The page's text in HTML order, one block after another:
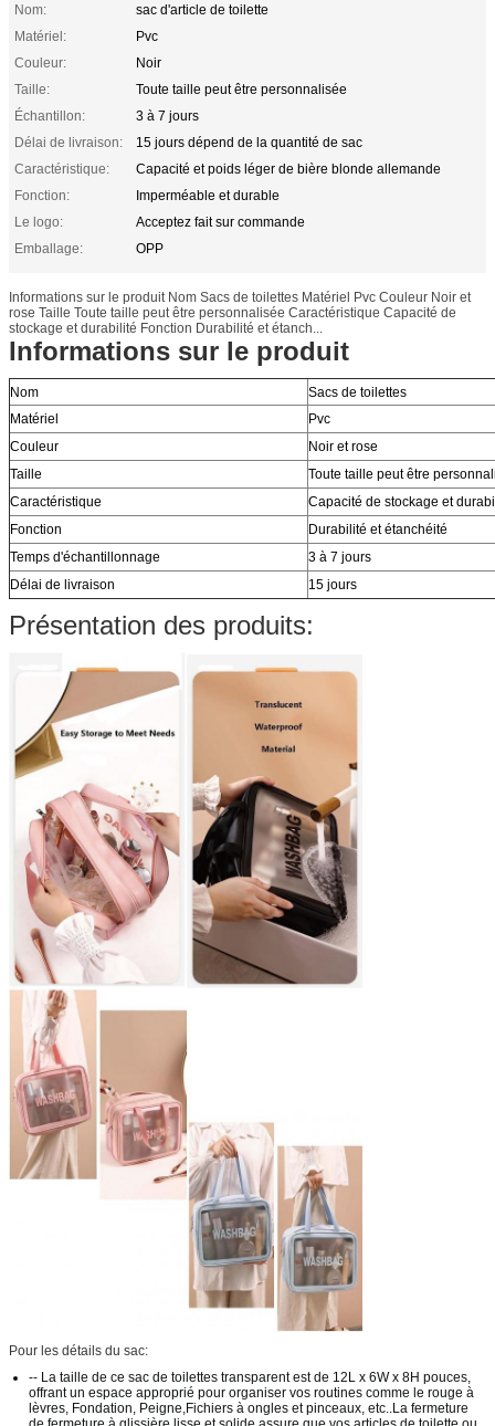
Nom:
sac d'article de toilette
Matériel:
Pvc
Couleur:
Noir
Taille:
Toute taille peut être personnalisée
Échantillon:
3 à 7 jours
Délai de livraison:
15 jours dépend de la quantité de sac
Caractéristique:
Capacité et poids léger de bière blonde allemande
Fonction:
Imperméable et durable
Le logo:
Acceptez fait sur commande
Emballage:
OPP
Informations sur le produit Nom Sacs de toilettes Matériel Pvc Couleur Noir et
rose Taille Toute taille peut être personnalisée Caractéristique Capacité de
stockage et durabilité Fonction Durabilité et étanch...
Informations sur le produit
Nom
Sacs de toilettes
Matériel
Pvc
Couleur
Noir et rose
Taille
Toute taille peut être
Caractéristique
Capacité de stockage et
Fonction
Durabilité et étanchéité
Temps d'échantillonnage
3 à 7 jours
Délai de livraison
15 jours
Présentation des produits:
Pour les détails du sac:
-- La taille de ce sac de toilettes transparent est de 12L x 6W x 8H pouces,
offrant un espace approprié pour organiser vos routines comme le rouge à
lèvres, Fondation, Peigne,Fichiers à ongles et pinceaux, etc..La fermeture